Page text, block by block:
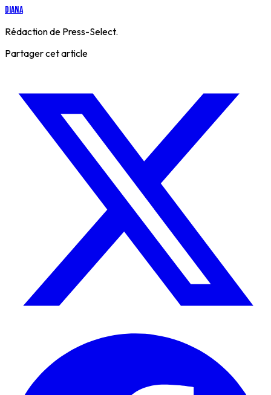
Diana
Rédaction de Press-Select.
Partager cet article